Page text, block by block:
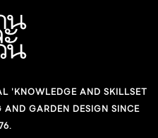
อน ซึ่งทั้งหมดนี้อยู่ในระหว่าง
ป้าหมายของปีนี้ เราตั้งเป้า
วใหญ่ที่อยู่ติดกับครัวเปิด
รับแสงธรรมชาติจากสกา
องพื้นที่นี้ มีการเปลี่ยนแปลง
ป็นที่ของทุกคน ช่วยให้ความ
ความแน่นแฟ้นมากยิ่งขึ้น
'KNOWLEDGE AND SKILLSET
GARDEN DESIGN SINCE